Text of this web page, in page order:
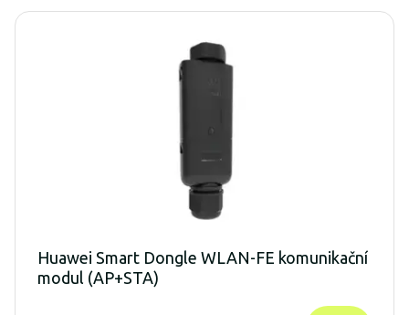
Huawei Smart Dongle WLAN-FE komunikační
modul (AP+STA)